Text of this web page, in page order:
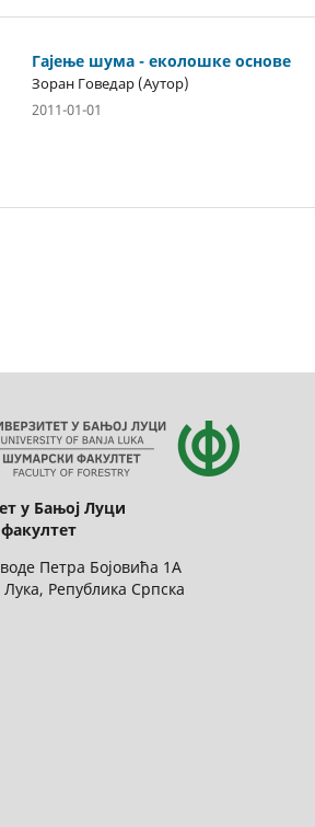
Гајење шума - еколошке основе
Зоран Говедар (Аутор)
2011-01-01
у Бањој Луци
Петра Бојовића 1А
Република Српска